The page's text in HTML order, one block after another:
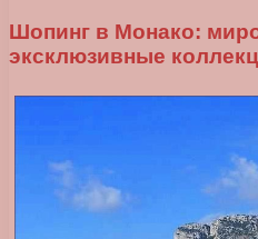
Шопинг в Монако:
эксклюзивные